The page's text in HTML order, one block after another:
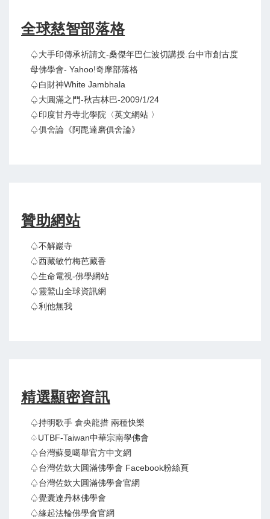
全球慈智部落格
♤大手印傳承祈請文-桑傑年巴仁波切講授.台中市創古度
母佛學會- Yahoo!奇摩部落格
♤白財神White Jambhala
♤大圓滿之門-秋吉林巴-2009/1/24
♤印度甘丹寺北學院〈英文網站 〉
♤俱舍論《阿毘達磨俱舍論》
贊助網站
♤不解巖寺
♤西藏敏竹梅芭藏香
♤生命電視-佛學網站
♤靈鷲山全球資訊網
♤利他無我
精選顯密資訊
♤持明歌手 倉央龍措 兩種快樂
♤UTBF-Taiwan中華宗南學佛會
♤台灣蘇曼噶舉官方中文網
♤台灣佐欽大圓滿佛學會 Facebook粉絲頁
♤台灣佐欽大圓滿佛學會官網
♤覺囊達丹林佛學會
♤緣起法輪佛學會官網